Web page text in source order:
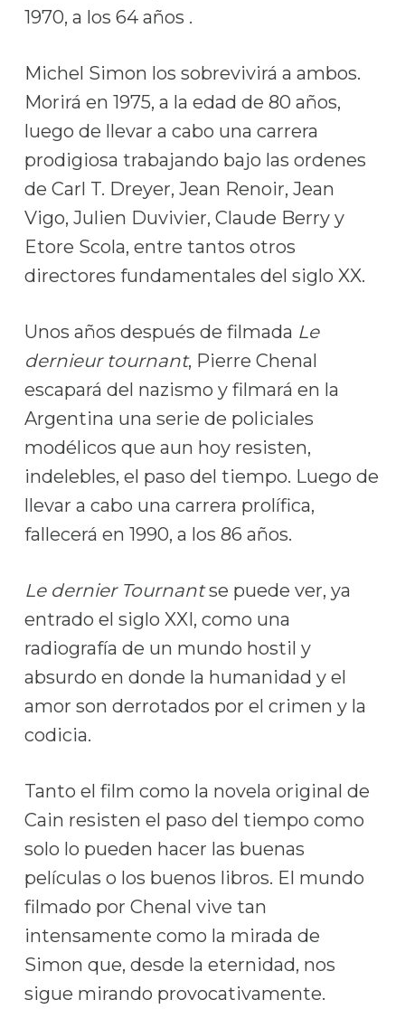
1970, a los 64 años .
Michel Simon los sobrevivirá a ambos.
Morirá en 1975, a la edad de 80 años,
luego de llevar a cabo una carrera
prodigiosa trabajando bajo las ordenes
de Carl T. Dreyer, Jean Renoir, Jean
Vigo, Julien Duvivier, Claude Berry y
Etore Scola, entre tantos otros
directores fundamentales del siglo XX.
Unos años después de filmada Le
dernieur tournant, Pierre Chenal
escapará del nazismo y filmará en la
Argentina una serie de policiales
modélicos que aun hoy resisten,
indelebles, el paso del tiempo. Luego de
llevar a cabo una carrera prolífica,
fallecerá en 1990, a los 86 años.
Le dernier Tournantse puede ver, ya
entrado el siglo XXI, como una
radiografía de un mundo hostil y
absurdo en donde la humanidad y el
amor son derrotados por el crimen y la
codicia.
Tanto el film como la novela original de
Cain resisten el paso del tiempo como
solo lo pueden hacer las buenas
películas o los buenos libros. El mundo
filmado por Chenal vive tan
intensamente como la mirada de
Simon que, desde la eternidad, nos
sigue mirando provocativamente.